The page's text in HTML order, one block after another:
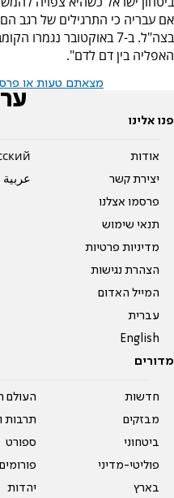
אם עבריה כי התרגילים של רגב
בצה"ל. ב-7 באוקטובר
האפליה בין דם לדם".
מצאתם טעות או
פנו אלינו
אודות
יצירת קשר
פרסמו אצלנו
תנאי שימוש
מדיניות פרטיות
הצהרת נגישות
המייל האדום
עברית
English
عربية
מדורים
חדשות
מבזקים
ביטחוני
פוליטי-מדיני
בארץ
העולם
תרבות
ספורט
פורומים
יהדות